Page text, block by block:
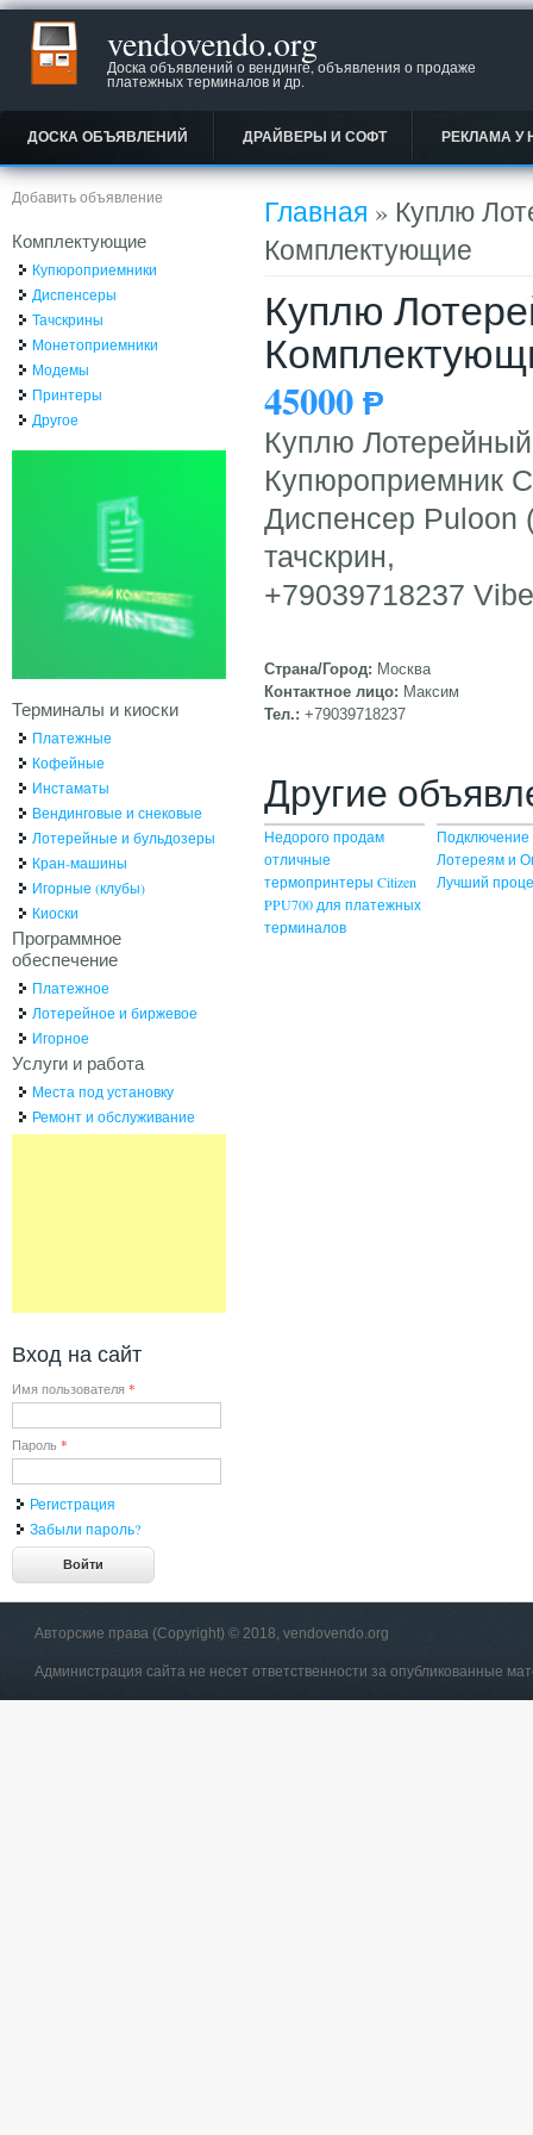
vendovendo.org
Доска объявлений о вендинге, объявления о продаже
платежных терминалов и др.
ДОСКА ОБЪЯВЛЕНИЙ ДРАЙВЕРЫ И СОФТ РЕКЛАМА У
Вы здесь
Главная » Куплю
Комплектующие
Куплю
45000 Ᵽ
Куплю
Купюроприемник
Диспенсер Puloon
тачскрин,
+79039718237
Страна/Город: Москва
Контактное лицо: Максим
Тел.: +79039718237
Другие
Недорого продам
отличные
термопринтеры Citizen
PPU700 для платежных
терминалов
Подключение
Лотереям и
Лучший
Добавить объявление
Комплектующие
Купюроприемники
Диспенсеры
Тачскрины
Монетоприемники
Модемы
Принтеры
Другое
Терминалы и киоски
Платежные
Кофейные
Инстаматы
Вендинговые и снековые
Лотерейные и бульдозеры
Кран-машины
Игорные (клубы)
Киоски
Программное
обеспечение
Платежное
Лотерейное и биржевое
Игорное
Услуги и работа
Места под установку
Ремонт и обслуживание
Вход на сайт
Имя пользователя *
Пароль *
Регистрация
Забыли пароль?
Авторские права (Copyright) © 2018, vendovendo.org
Администрация сайта не несет ответственности за опубликованные